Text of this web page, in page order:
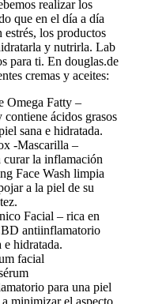
realizar los
que en el día a día
estrés, los productos
y nutrirla. Lab
para ti. En douglas.de
cremas y aceites:
Omega Fatty –
ácidos grasos
sana e hidratada.
-Mascarilla –
curar la inflamación
Face Wash limpia
a la piel de su
Facial – rica en
antiinflamatorio
e hidratada.
facial
para una piel